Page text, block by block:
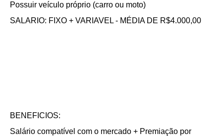
Possuir veículo próprio (carro ou moto)
SALARIO: FIXO + VARIAVEL - MÉDIA DE R$4.000,00
BENEFICIOS:
Salário compatível com o mercado + Premiação por